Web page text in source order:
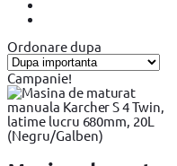
Ordonare dupa
Campanie!